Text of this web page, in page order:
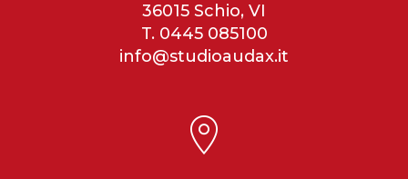
36015 Schio, VI
T. 0445 085100
info@studioaudax.it